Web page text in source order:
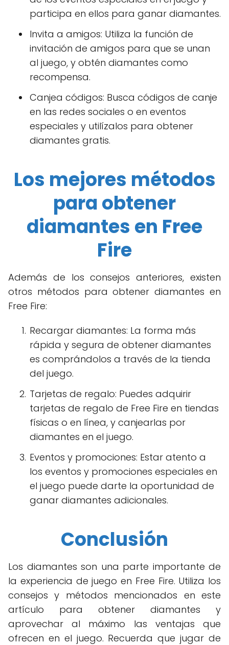
participa en ellos para ganar diamantes.
Invita a amigos: Utiliza la función de
invitación de amigos para que se unan
al juego, y obtén diamantes como
recompensa.
Canjea códigos: Busca códigos de canje
en las redes sociales o en eventos
especiales y utilízalos para obtener
diamantes gratis.
Los mejores métodos
para obtener
diamantes en Free
Fire
Además de los consejos anteriores, existen
otros métodos para obtener diamantes en
Free Fire:
Recargar diamantes: La forma más
rápida y segura de obtener diamantes
es comprándolos a través de la tienda
del juego.
Tarjetas de regalo: Puedes adquirir
tarjetas de regalo de Free Fire en tiendas
físicas o en línea, y canjearlas por
diamantes en el juego.
Eventos y promociones: Estar atento a
los eventos y promociones especiales en
el juego puede darte la oportunidad de
ganar diamantes adicionales.
Conclusión
Los diamantes son una parte importante de
la experiencia de juego en Free Fire. Utiliza los
consejos y métodos mencionados en este
artículo para obtener diamantes y
aprovechar al máximo las ventajas que
ofrecen en el juego. Recuerda que jugar de